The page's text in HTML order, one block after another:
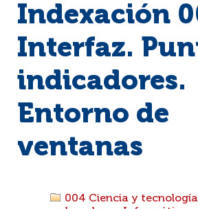
Indexación
Interfaz.
indicadores.
Entorno de
ventanas
004 Ciencia y